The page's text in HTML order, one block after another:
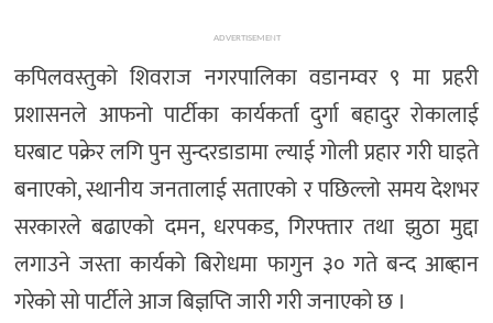
ADVERTISEMENT
कपिलवस्तुको शिवराज नगरपालिका वडानम्वर ९ मा प्रहरी
प्रशासनले आफनो पार्टीका कार्यकर्ता दुर्गा बहादुर रोकालाई
घरबाट पक्रेर लगि पुन सुन्दरडाडामा ल्याई गोली प्रहार गरी घाइते
बनाएको, स्थानीय जनतालाई सताएको र पछिल्लो समय देशभर
सरकारले बढाएको दमन, धरपकड, गिरफ्तार तथा झुठा मुद्दा
लगाउने जस्ता कार्यको बिरोधमा फागुन ३० गते बन्द आब्हान
गरेको सो पार्टीले आज बिज्ञप्ति जारी गरी जनाएको छ ।